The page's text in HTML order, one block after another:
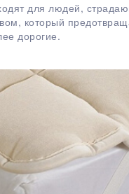
для людей,
который
дорогие.